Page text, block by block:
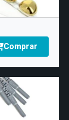
Comprar